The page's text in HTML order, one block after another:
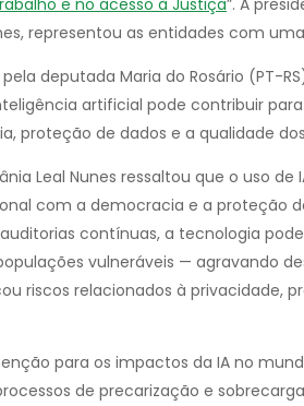
representou as entidades com
deputada Maria do Rosário (PT-
artificial pode contribuir
proteção de dados e a qualidade
Leal Nunes ressaltou que o uso
com a democracia e a proteção
contínuas, a tecnologia
vulneráveis — agravando
riscos relacionados à privacidade,
para os impactos da IA no
de precarização e